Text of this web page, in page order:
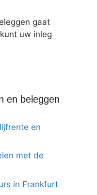
gaat
uw inleg
en beleggen
en
met de
in Frankfurt